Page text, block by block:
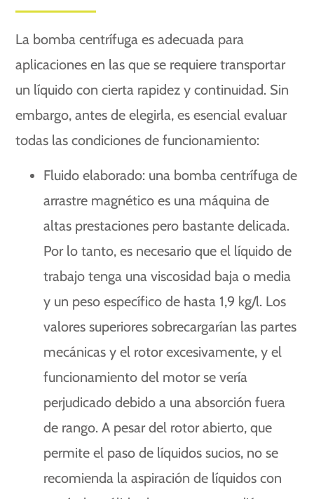
La bomba centrífuga es adecuada para
aplicaciones en las que se requiere transportar
un líquido con cierta rapidez y continuidad. Sin
embargo, antes de elegirla, es esencial evaluar
todas las condiciones de funcionamiento:
Fluido elaborado: una bomba centrífuga de
arrastre magnético es una máquina de
altas prestaciones pero bastante delicada.
Por lo tanto, es necesario que el líquido de
trabajo tenga una viscosidad baja o media
y un peso específico de hasta 1,9 kg/l. Los
valores superiores sobrecargarían las partes
mecánicas y el rotor excesivamente, y el
funcionamiento del motor se vería
perjudicado debido a una absorción fuera
de rango. A pesar del rotor abierto, que
permite el paso de líquidos sucios, no se
recomienda la aspiración de líquidos con